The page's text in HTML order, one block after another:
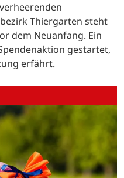
Thiergarten steht
dem Neuanfang. Ein
gestartet,
erfährt.